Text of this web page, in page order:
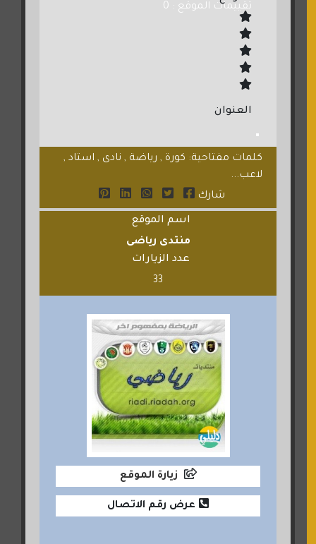
تقييمات الموقع : 0
العنوان
كلمات مفتاحية: كورة , رياضة , نادى , استاد ,
لاعب...
شارك
اسم الموقع
منتدى رياضى
عدد الزيارات
33
زيارة الموقع
عرض رقم الاتصال